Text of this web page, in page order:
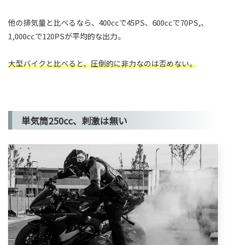
他の排気量と比べるなら、400ccで45PS、600ccで70PS,、
1,000ccで120PSが平均的な出力。
大型バイクと比べると、圧倒的に非力なのは否めない。
単気筒250cc、刺激は無い